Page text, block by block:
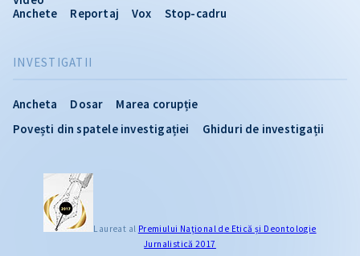
INVESTIGATII
Ancheta Dosar
Marea corupție
Povești din spatele investigației
Ghiduri de investigații
Anchete
Reportaj Vox Stop-cadru
Laureat al Premiului Naţional de Etică și Deontologie
Jurnalistică 2017